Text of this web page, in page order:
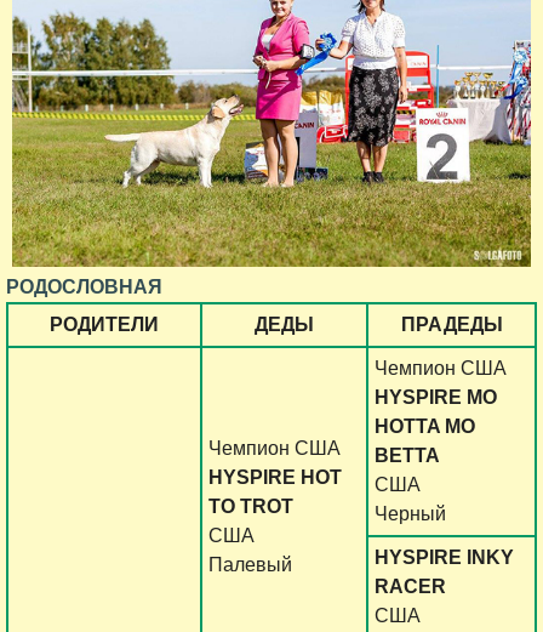
РОДОСЛОВНАЯ
РОДИТЕЛИ
ДЕДЫ ПРАДЕДЫ
Чемпион США
HYSPIRE HOT
TO TROT
США
Палевый
Чемпион США
HYSPIRE MO
HOTTA MO
BETTA
США
Черный
HYSPIRE INKY
RACER
США